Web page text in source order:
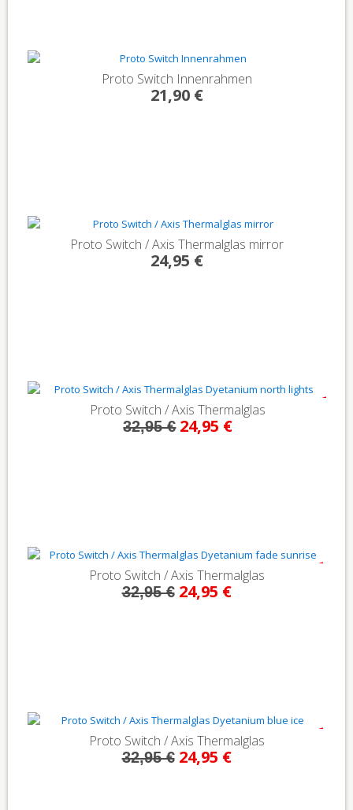
Proto Switch Innenrahmen
21,90 €
Proto Switch / Axis Thermalglas mirror
24,95 €
Proto Switch / Axis Thermalglas
32,95 €24,95 €
Proto Switch / Axis Thermalglas
32,95 €24,95 €
Proto Switch / Axis Thermalglas
32,95 €24,95 €